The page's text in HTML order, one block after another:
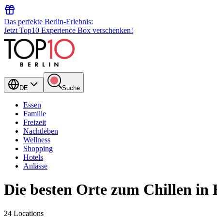
Das perfekte Berlin-Erlebnis:
Jetzt Top10 Experience Box verschenken!
DE Suche
Essen
Familie
Freizeit
Nachtleben
Wellness
Shopping
Hotels
Anlässe
Die besten Orte zum Chillen in
24 Locations